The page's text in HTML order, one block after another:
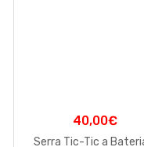
40,00€
Serra Tic-Tic a